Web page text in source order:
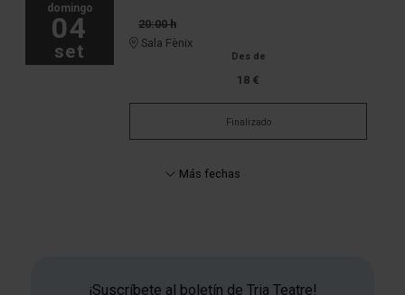
domingo
04
set
20:00 h
Sala Fènix
Des de
18 €
Finalizado
Más fechas
¡Suscríbete al boletín de Tria Teatre!